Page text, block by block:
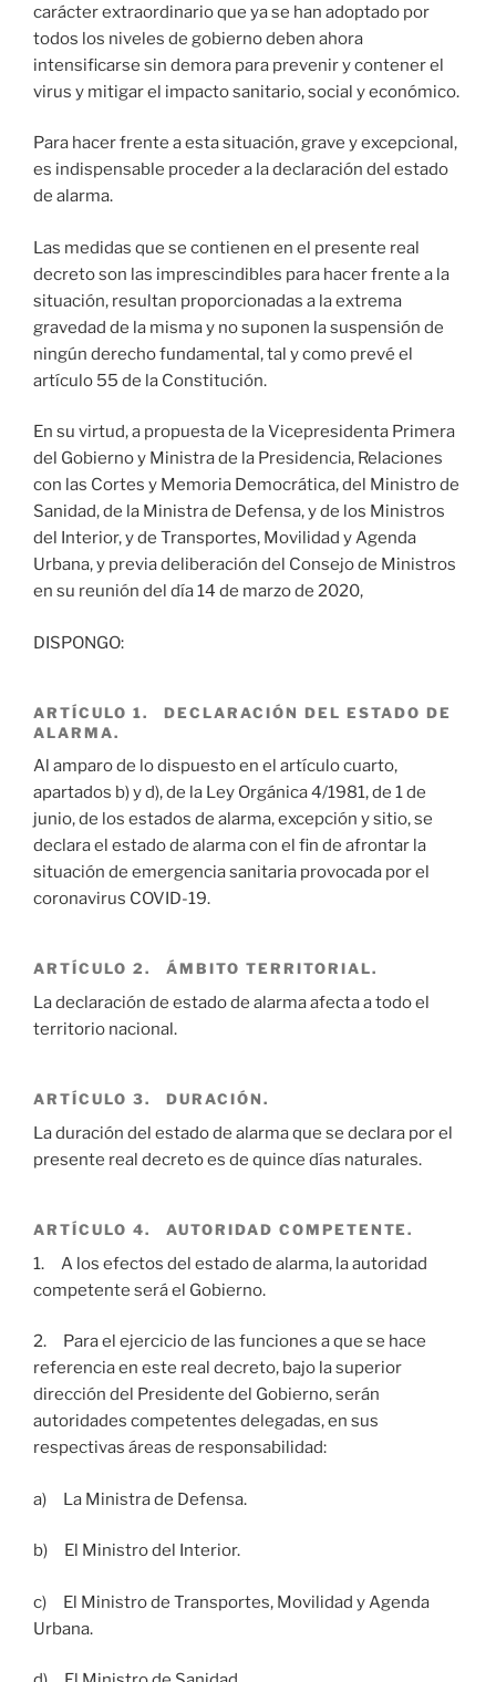
carácter extraordinario que ya se han adoptado por
todos los niveles de gobierno deben ahora
intensificarse sin demora para prevenir y contener el
virus y mitigar el impacto sanitario, social y económico.
Para hacer frente a esta situación, grave y excepcional,
es indispensable proceder a la declaración del estado
de alarma.
Las medidas que se contienen en el presente real
decreto son las imprescindibles para hacer frente a la
situación, resultan proporcionadas a la extrema
gravedad de la misma y no suponen la suspensión de
ningún derecho fundamental, tal y como prevé el
artículo 55 de la Constitución.
En su virtud, a propuesta de la Vicepresidenta Primera
del Gobierno y Ministra de la Presidencia, Relaciones
con las Cortes y Memoria Democrática, del Ministro de
Sanidad, de la Ministra de Defensa, y de los Ministros
del Interior, y de Transportes, Movilidad y Agenda
Urbana, y previa deliberación del Consejo de Ministros
en su reunión del día 14 de marzo de 2020,
DISPONGO:
ARTÍCULO 1. DECLARACIÓN DEL ESTADO DE
ALARMA.
Al amparo de lo dispuesto en el artículo cuarto,
apartados b) y d), de la Ley Orgánica 4/1981, de 1 de
junio, de los estados de alarma, excepción y sitio, se
declara el estado de alarma con el fin de afrontar la
situación de emergencia sanitaria provocada por el
coronavirus COVID-19.
ARTÍCULO 2. ÁMBITO TERRITORIAL.
La declaración de estado de alarma afecta a todo el
territorio nacional.
ARTÍCULO 3. DURACIÓN.
La duración del estado de alarma que se declara por el
presente real decreto es de quince días naturales.
ARTÍCULO 4. AUTORIDAD COMPETENTE.
1. A los efectos del estado de alarma, la autoridad
competente será el Gobierno.
2. Para el ejercicio de las funciones a que se hace
referencia en este real decreto, bajo la superior
dirección del Presidente del Gobierno, serán
autoridades competentes delegadas, en sus
respectivas áreas de responsabilidad:
a) La Ministra de Defensa.
b) El Ministro del Interior.
c) El Ministro de Transportes, Movilidad y Agenda
Urbana.